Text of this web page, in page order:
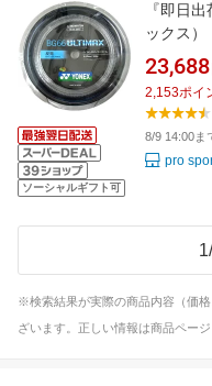
ソーシャルギフト可
『即日
ックス）
ックス）
トンスト
23,688
2,153ポイ
8/9 14:00ま
pro
1/
※検索結果が実際の商品内容（価
ざいます。正しい情報は商品ページ